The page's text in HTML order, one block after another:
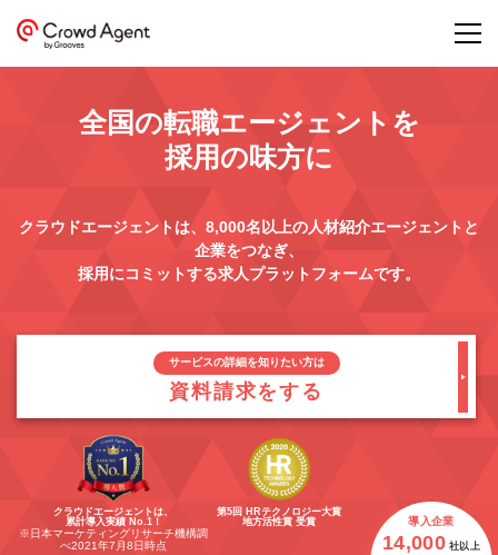
全国の転職エージェントを
採用の味方に
クラウドエージェントは、8,000名以上の人材紹介エージェントと
企業をつなぎ、
採用にコミットする求人プラットフォームです。
サービスの詳細を知りたい方は
資料請求をする
クラウドエージェントは、
累計導入実績 No.1！
※日本マーケティングリサーチ機構調
べ2021年7月8日時点
第5回 HRテクノロジー大賞
地方活性賞 受賞
導入企業
14,000 社以上